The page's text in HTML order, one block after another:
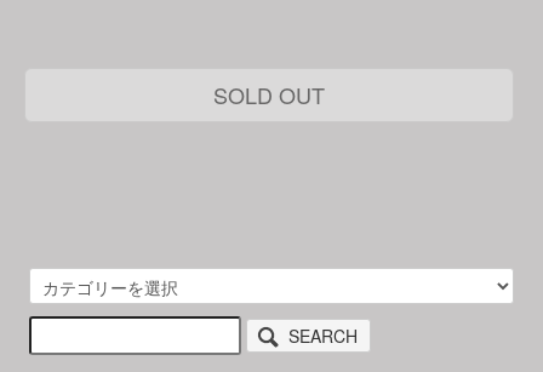
SOLD OUT
SEARCH